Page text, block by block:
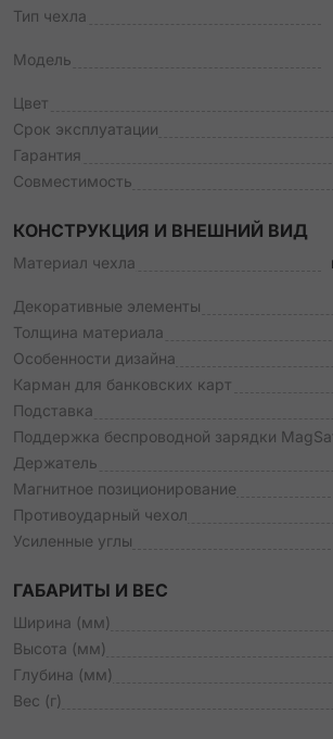
Тип чехла
Модель
Цвет
Срок эксплуатации
Гарантия
Совместимость
КОНСТРУКЦИЯ И ВНЕШНИЙ ВИД
Материал чехла
Декоративные элементы
Толщина материала
Особенности дизайна
Карман для банковских карт
Подставка
Поддержка беспроводной зарядки
Держатель
Магнитное позиционирование
Противоударный чехол
Усиленные углы
ГАБАРИТЫ И ВЕС
Ширина (мм)
Высота (мм)
Глубина (мм)
Вес (г)